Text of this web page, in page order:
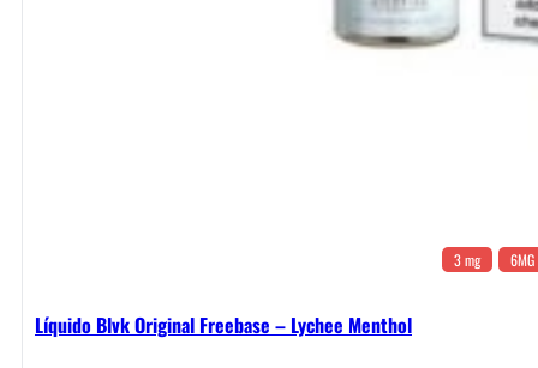
3 mg 6MG
Líquido Blvk Original Freebase – Lychee Menthol